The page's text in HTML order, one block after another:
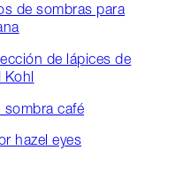
de sombras para
de lápices de
Kohl
café
hazel eyes